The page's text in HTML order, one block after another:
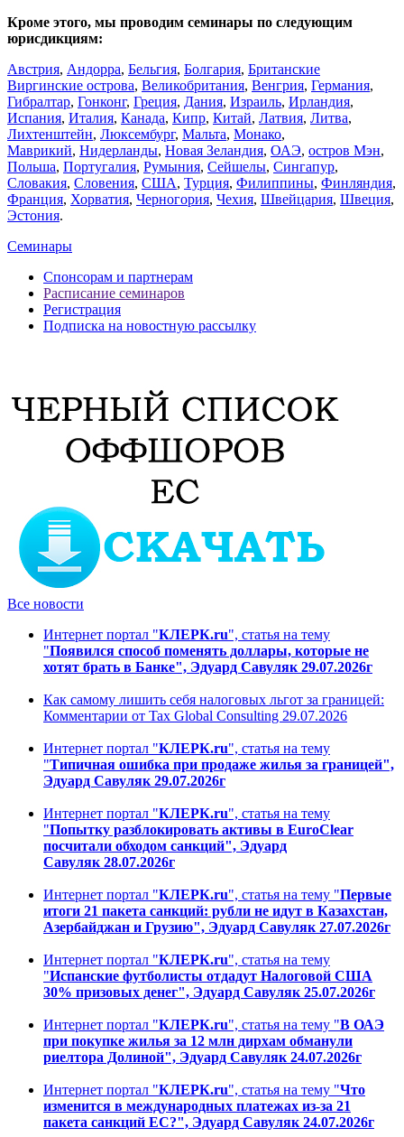
Кроме этого, мы проводим семинары по следующим
юрисдикциям:
Австрия, Андорра, Бельгия, Болгария, Британские
Виргинские острова, Великобритания, Венгрия, Германия,
Гибралтар, Гонконг, Греция, Дания, Израиль, Ирландия,
Испания, Италия, Канада, Кипр, Китай, Латвия, Литва,
Лихтенштейн, Люксембург, Мальта, Монако,
Маврикий, Нидерланды, Новая Зеландия, ОАЭ, остров Мэн,
Польша, Португалия, Румыния, Сейшелы, Сингапур,
Словакия, Словения, США, Турция, Филиппины, Финляндия,
Франция, Хорватия, Черногория, Чехия, Швейцария, Швеция,
Эстония.
Семинары
Спонсорам и партнерам
Расписание семинаров
Регистрация
Подписка на новостную рассылку
Все новости
Интернет портал "КЛЕРК.ru", статья на тему
"Появился способ поменять доллары, которые не
хотят брать в Банке", Эдуард Савуляк 29.07.2026г
Как самому лишить себя налоговых льгот за границей:
Комментарии от Tax Global Consulting 29.07.2026
Интернет портал "КЛЕРК.ru", статья на тему
"Типичная ошибка при продаже жилья за границей",
Эдуард Савуляк 29.07.2026г
Интернет портал "КЛЕРК.ru", статья на тему
"Попытку разблокировать активы в EuroClear
посчитали обходом санкций", Эдуард
Савуляк 28.07.2026г
Интернет портал "КЛЕРК.ru", статья на тему "Первые
итоги 21 пакета санкций: рубли не идут в Казахстан,
Азербайджан и Грузию", Эдуард Савуляк 27.07.2026г
Интернет портал "КЛЕРК.ru", статья на тему
"Испанские футболисты отдадут Налоговой США
30% призовых денег", Эдуард Савуляк 25.07.2026г
Интернет портал "КЛЕРК.ru", статья на тему "В ОАЭ
при покупке жилья за 12 млн дирхам обманули
риелтора Долиной", Эдуард Савуляк 24.07.2026г
Интернет портал "КЛЕРК.ru", статья на тему "Что
изменится в международных платежах из-за 21
пакета санкций ЕС?", Эдуард Савуляк 24.07.2026г